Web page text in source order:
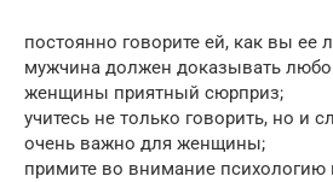
постоянно говорите ей, как вы ее
мужчина должен доказывать
женщины приятный сюрприз;
учитесь не только говорить, но и
очень важно для женщины;
примите во внимание психологию